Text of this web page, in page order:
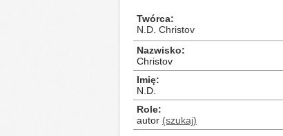
Twórca
N.D. Christov
Nazwisko
Christov
Imię
N.D.
Role
autor (szukaj)